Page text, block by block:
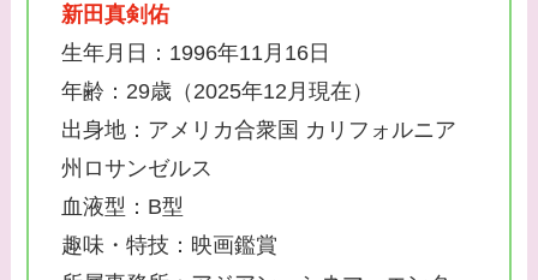
新田真剣佑
生年月日：​1996年11月16日
年齢：29歳（2025年12月現在）
出身地：アメリカ合衆国 カリフォルニア
州ロサンゼルス
血液型：B型
趣味・特技：映画鑑賞